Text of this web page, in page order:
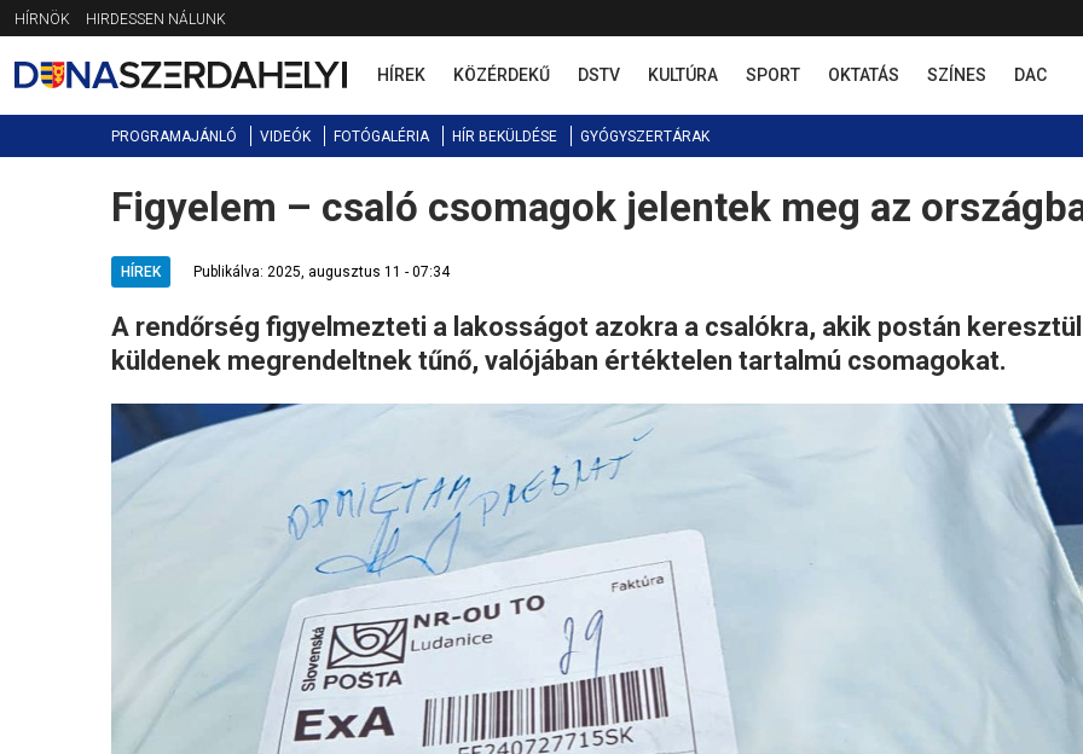
Jump
to
navigation
HÍRNÖK HIRDESSEN NÁLUNK
HÍREK KÖZÉRDEKŰ DSTV KULTÚRA SPORT OKTATÁS SZÍNES DAC
PROGRAMAJÁNLÓ VIDEÓK FOTÓGALÉRIA HÍR BEKÜLDÉSE GYÓGYSZERTÁRAK
Back
to
Figyelem – csaló csomagok jelentek meg az
HÍREK Publikálva: 2025, augusztus 11 - 07:34
A rendőrség figyelmezteti a lakosságot azokra a csalókra, akik postán keresztül
küldenek megrendeltnek tűnő, valójában értéktelen tartalmú csomagokat.